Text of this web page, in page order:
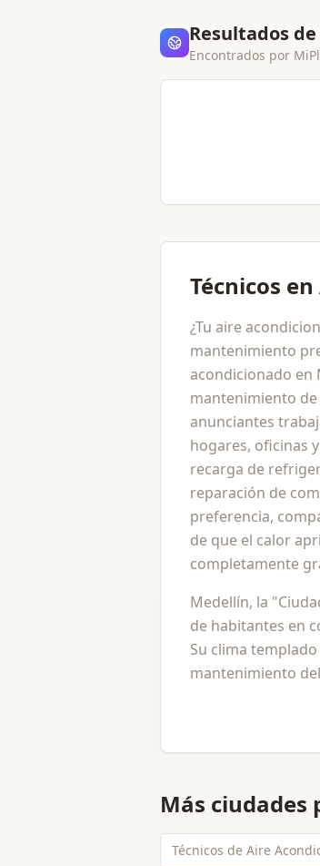
Resultados
Encontrados por
Técnicos
¿Tu aire
mantenimiento
acondicionado en
mantenimiento
anunciantes
hogares, oficinas
recarga de
reparación de
preferencia,
de que el calor
completamente
Medellín, la
de habitantes en
Su clima
mantenimiento
Más ciudades
Técnicos de Aire